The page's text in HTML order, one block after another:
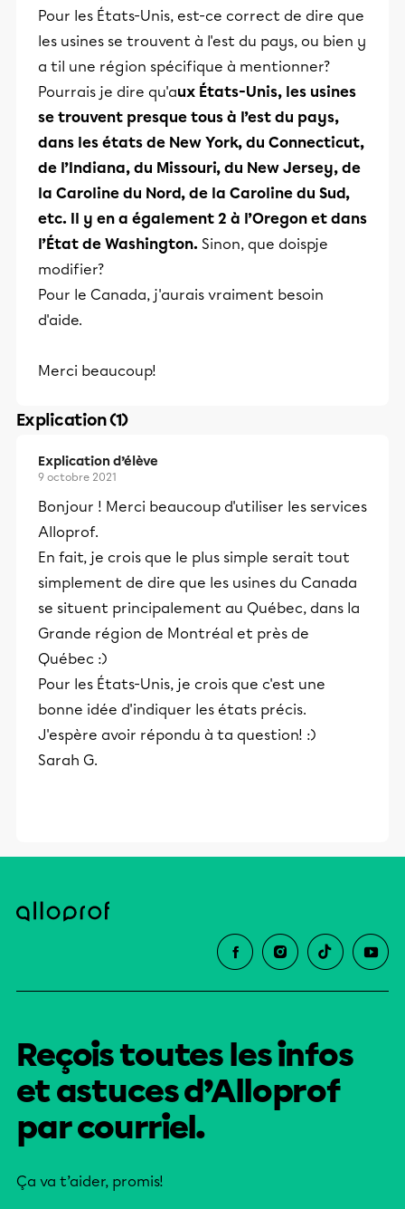
Pour les États-Unis, est-ce correct de dire que
les usines se trouvent à l'est du pays, ou bien y
a til une région spécifique à mentionner?
Pourrais je dire qu'aux États-Unis, les usines
se trouvent presque tous à l’est du pays,
dans les états de New York, du Connecticut,
de l’Indiana, du Missouri, du New Jersey, de
la Caroline du Nord, de la Caroline du Sud,
etc. Il y en a également 2 à l’Oregon et dans
l’État de Washington. Sinon, que doispje
modifier?
Pour le Canada, j'aurais vraiment besoin
d'aide.
Merci beaucoup!
Explication (1)
Explication d’élève
9 octobre 2021
Bonjour ! Merci beaucoup d'utiliser les services
Alloprof.
En fait, je crois que le plus simple serait tout
simplement de dire que les usines du Canada
se situent principalement au Québec, dans la
Grande région de Montréal et près de
Québec :)
Pour les États-Unis, je crois que c'est une
bonne idée d'indiquer les états précis.
J'espère avoir répondu à ta question! :)
Sarah G.
Reçois toutes les infos
et astuces d’Alloprof
par courriel.
Ça va t’aider, promis!